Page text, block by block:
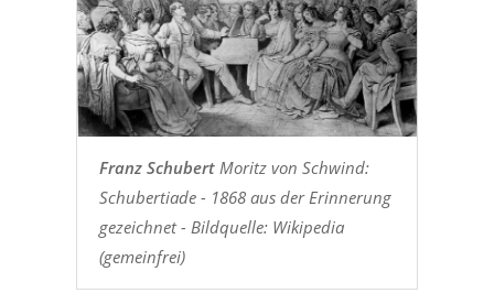
Franz SchubertMoritz von Schwind:
Schubertiade - 1868 aus der Erinnerung
gezeichnet - Bildquelle: Wikipedia
(gemeinfrei)